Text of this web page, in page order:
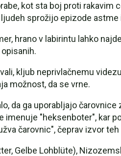
kot sta boj proti rakavim
sprožijo epizode
hrano v labirintu lahko
kljub neprivlačnemu
možnost, da se vrne.
da ga uporabljajo čarovnice
imenuje "heksenboter", kar
čarovnic", čeprav izvor
Gelbe Lohblüte),